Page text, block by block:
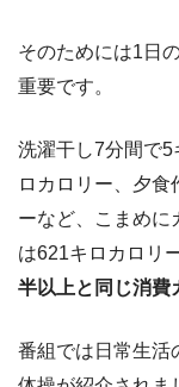
そのためには1日
重要です。
洗濯干し7分間で5
ロカロリー、夕食
ーなど、こまめに
は621キロカロリ
半以上と同じ消費
番組では日常生活